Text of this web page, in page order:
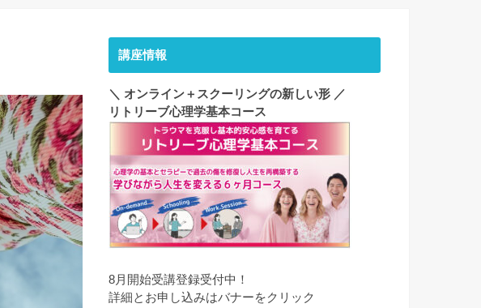
講座情報
＼ オンライン＋スクーリングの新しい形 ／
リトリーブ心理学基本コース
8月開始受講登録受付中！
詳細とお申し込みはバナーをクリック